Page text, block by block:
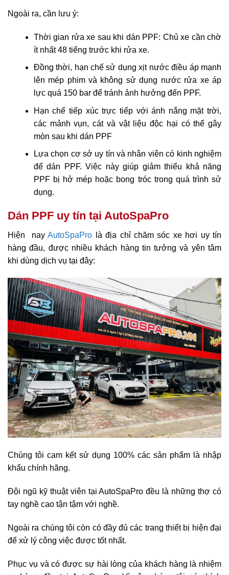
Ngoài ra, cần lưu ý:
Thời gian rửa xe sau khi dán PPF: Chủ xe cần chờ
ít nhất 48 tiếng trước khi rửa xe.
Đồng thời, hạn chế sử dụng xịt nước điều áp mạnh
lên mép phim và không sử dụng nước rửa xe áp
lực quá 150 bar để tránh ảnh hưởng đến PPF.
Hạn chế tiếp xúc trực tiếp với ánh nắng mặt trời,
các mảnh vụn, cát và vật liệu độc hại có thể gây
mòn sau khi dán PPF
Lựa chọn cơ sở uy tín và nhân viên có kinh nghiệm
để dán PPF. Việc này giúp giảm thiểu khả năng
PPF bị hở mép hoặc bong tróc trong quá trình sử
dụng.
Dán PPF uy tín tại AutoSpaPro
Hiện nayAutoSpaPro là địa chỉ chăm sóc xe hơi uy tín
hàng đầu, được nhiều khách hàng tin tưởng và yên tâm
khi dùng dịch vụ tại đây:
Chúng tôi cam kết sử dụng 100% các sản phẩm là nhập
khẩu chính hãng.
Đội ngũ kỹ thuật viên tại AutoSpaPro đều là những thợ có
tay nghề cao tận tậm với nghề.
Ngoài ra chúng tôi còn có đầy đủ các trang thiết bị hiện đại
để xử lý công việc được tốt nhất.
Phục vụ và có được sự hài lòng của khách hàng là nhiệm